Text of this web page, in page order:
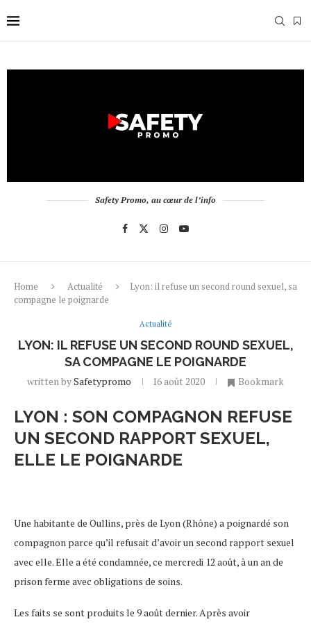
Safety Promo, au cœur de l’info
Home Actualité
Lyon: il refuse un second round sexuel, sa
compagne le poignarde
Actualité
LYON: IL REFUSE UN SECOND ROUND SEXUEL,
SA COMPAGNE LE POIGNARDE
written bySafetypromo 16 août 2020 Bookmark
LYON : SON COMPAGNON REFUSE
UN SECOND RAPPORT SEXUEL,
ELLE LE POIGNARDE
Une habitante de Oullins, près de Lyon (Rhône) a poignardé son
compagnon parce qu’il refusait d’avoir un second rapport sexuel
avec elle. Elle a été condamnée, ce mercredi 12 août, à un an de
prison ferme avec obligations de soins.
Les faits se sont produits le 9 août dernier. Après avoir